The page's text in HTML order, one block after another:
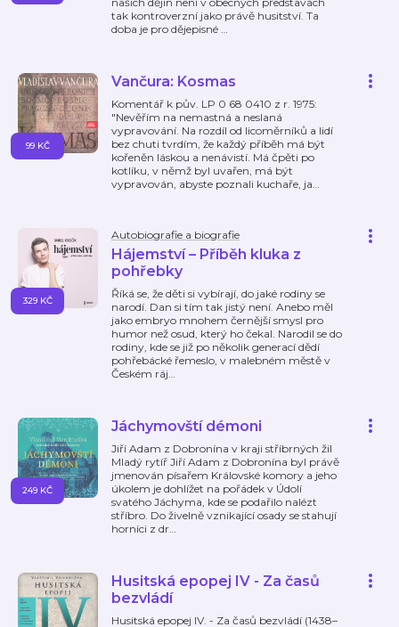
tak kontroverzní jako právě husitství. Ta
doba je pro dějepisné …
Vančura: Kosmas
Komentář k pův. LP 0 68 0410 z r. 1975:
"Nevěřím na nemastná a neslaná
vypravování. Na rozdíl od licoměrníků a lidí
bez chuti tvrdím, že každý příběh má být
kořeněn láskou a nenávistí. Má čpěti po
kotlíku, v němž byl uvařen, má být
vypravován, abyste poznali kuchaře, ja…
99 KČ
Autobiografie a biografie
Hájemství – Příběh kluka z
pohřebky
Říká se, že děti si vybírají, do jaké rodiny se
narodí. Dan si tím tak jistý není. Anebo měl
jako embryo mnohem černější smysl pro
humor než osud, který ho čekal. Narodil se do
rodiny, kde se již po několik generací dědí
pohřebácké řemeslo, v malebném městě v
Českém ráj…
329 KČ
Jáchymovští démoni
Jiří Adam z Dobronína v kraji stříbrných žil
Mladý rytíř Jiří Adam z Dobronína byl právě
jmenován písařem Královské komory a jeho
úkolem je dohlížet na pořádek v Údolí
svatého Jáchyma, kde se podařilo nalézt
stříbro. Do živelně vznikající osady se stahují
horníci z dr…
249 KČ
Husitská epopej IV - Za časů
bezvládí
Husitská epopej IV. - Za časů bezvládí (1438–